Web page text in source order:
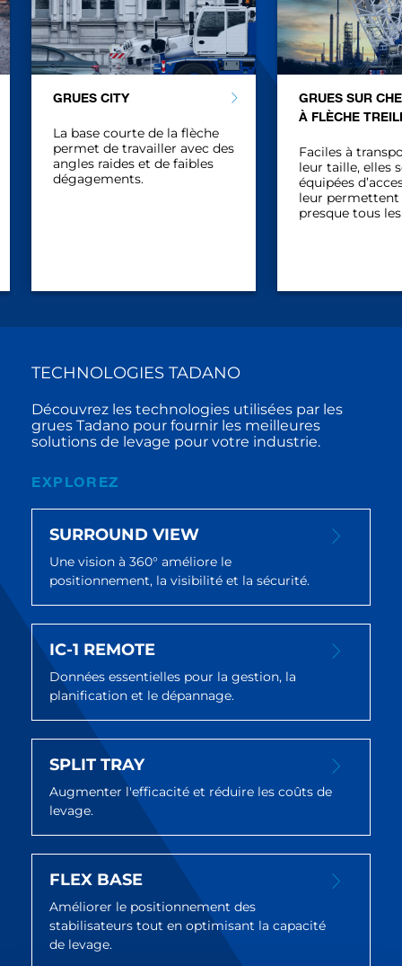
GRUES SUR CHENILLES
Faciles à transporter malgré
leur taille, elles sont
équipées d’accessoires qui
GRUES
transmission
permettent
facilement
espaces et
accidentés.
TECHNOLOGIES TADANO
Découvrez les technologies utilisées par les
grues Tadano pour fournir les meilleures
solutions de levage pour votre industrie.
EXPLOREZ
SURROUND VIEW
Une vision à 360° améliore le
positionnement, la visibilité et la sécurité.
IC-1 REMOTE
Données essentielles pour la gestion, la
planification et le dépannage.
SPLIT TRAY
Augmenter l'efficacité et réduire les coûts de
levage.
FLEX BASE
Améliorer le positionnement des
stabilisateurs tout en optimisant la capacité
de levage.